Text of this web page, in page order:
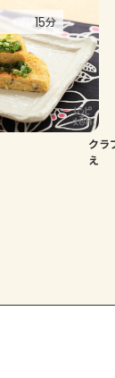
15分
クラ
え